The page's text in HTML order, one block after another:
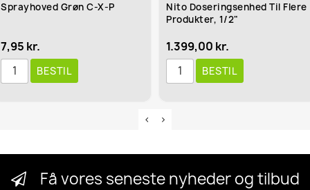
Sprayhoved Grøn C-X-P
7,95 kr.
BESTIL
Nito Doseringsenhed Til Flere
Produkter, 1/2"
1.399,00 kr.
BESTIL
Få vores seneste nyheder og tilbud